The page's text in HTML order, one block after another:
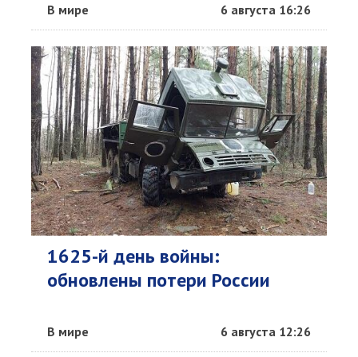
В мире 6 августа 16:26
1625-й день войны:
обновлены потери России
В мире 6 августа 12:26